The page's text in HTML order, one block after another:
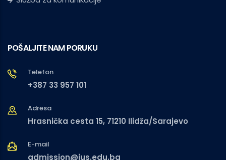
POŠALJITE NAM PORUKU
Telefon
+387 33 957 101
Adresa
Hrasnička cesta 15, 71210 Ilidža/Sarajevo
E-mail
admission@ius.edu.ba